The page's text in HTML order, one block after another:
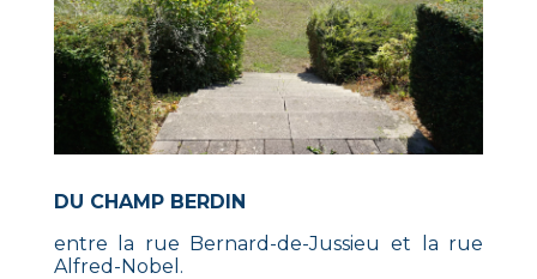
DU CHAMP BERDIN
entre la rue Bernard-de-Jussieu et la rue
Alfred-Nobel.